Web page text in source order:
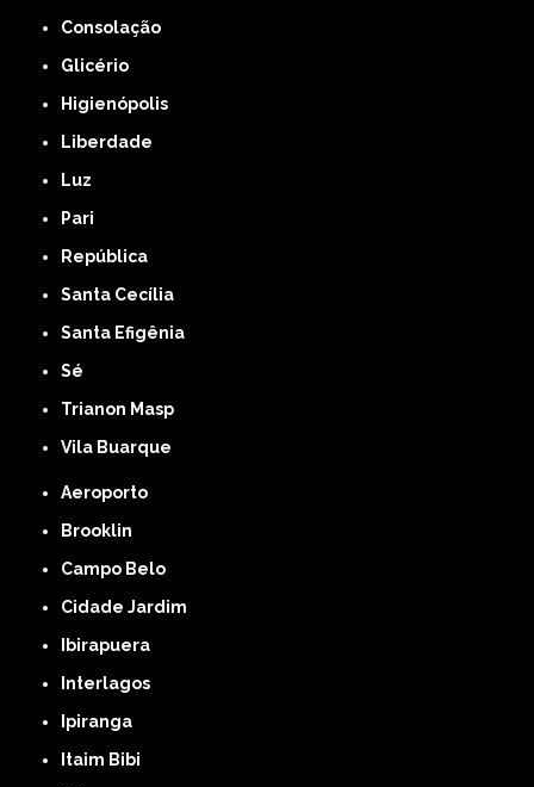
Consolação
Glicério
Higienópolis
Liberdade
Luz
Pari
República
Santa Cecília
Santa Efigênia
Sé
Trianon Masp
Vila Buarque
Aeroporto
Brooklin
Campo Belo
Cidade Jardim
Ibirapuera
Interlagos
Ipiranga
Itaim Bibi